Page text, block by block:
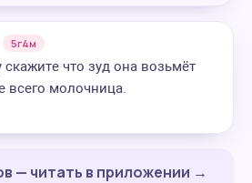
5г4м
скажите что зуд она возьмёт
всего молочница.
— читать в приложении →